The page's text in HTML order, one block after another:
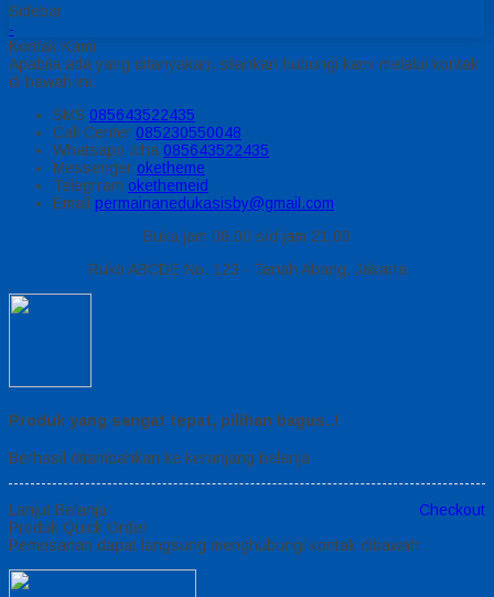
Sidebar
-
Kontak Kami
Apabila ada yang ditanyakan, silahkan hubungi kami melalui kontak
di bawah ini.
SMS 085643522435
Call Center 085230550048
Whatsapp Icha 085643522435
Messenger oketheme
Telegrram okethemeid
Email permainanedukasisby@gmail.com
Buka jam 08.00 s/d jam 21.00
Ruko ABCDE No. 123 - Tanah Abang, Jakarta
Produk yang sangat tepat, pilihan bagus..!
Berhasil ditambahkan ke keranjang belanja
Lanjut Belanja
Checkout
Produk Quick Order
Pemesanan dapat langsung menghubungi kontak dibawah: